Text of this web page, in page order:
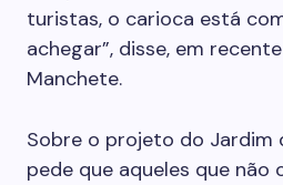
turistas, o carioca está
achegar”, disse, em
Manchete.
Sobre o projeto do Jardim
pede que aqueles que não